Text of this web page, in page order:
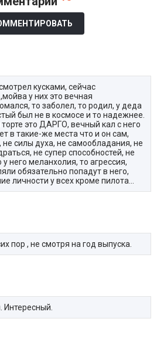
кусками, сейчас
у них это вечная
то заболел, то родил, у деда
был не в космосе и то надежнее.
это ДАРГО, вечный кал с него
в такие-же места что и он сам,
не силы духа, не самообладания, не
не супер способностей, не
него меланхолия, то агрессия,
обязательно попадут в него,
личности у всех кроме пилота...
пор , не смотря на год выпуска.